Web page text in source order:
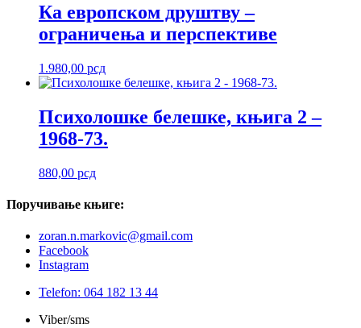
Ка европском друштву –
ограничења и перспективе
1.980,00 рсд
Психолошке белешке, књига 2 –
1968-73.
880,00 рсд
Поручивање књиге:
zoran.n.markovic@gmail.com
Facebook
Instagram
Telefon: 064 182 13 44
Viber/sms